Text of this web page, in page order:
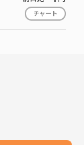
チャート